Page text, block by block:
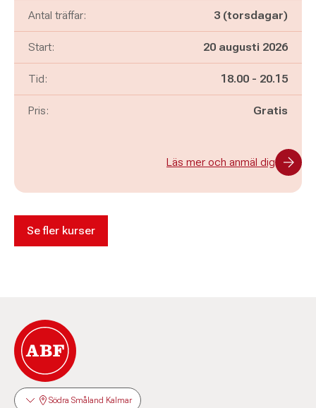
Antal träffar: 3 (torsdagar)
Start: 20 augusti 2026
Tid: Pågår mellan
18.00 - och
20.15
Pris: Gratis
Läs mer och anmäl dig
Se fler kurser
Södra Småland Kalmar